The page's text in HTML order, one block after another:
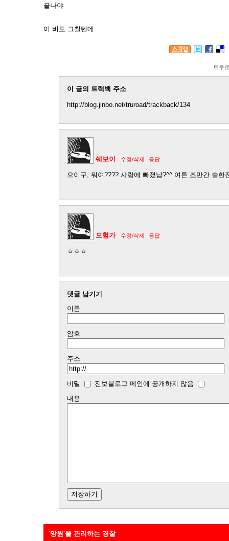
끝나야
이 비도 그칠텐데
트루
이 글의 트랙백 주소
http://blog.jinbo.net/truroad/trackback/134
쉐보이 수정/삭제 응답
으이구, 뭐여???? 사랑에 빠졌남?^^ 여튼 조만간 술한
모험가 수정/삭제 응답
ㅎㅎㅎ
댓글 남기기
이름
암호
주소
비밀
진보블로그 메인에 공개하지 않음
내용
'망원'을 관리하는 경찰